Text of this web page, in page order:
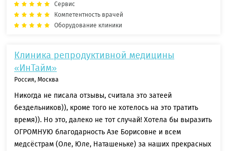
Сервис
Компетентность врачей
Оборудование клиники
Клиника репродуктивной медицины
«ИнТайм»
Россия, Москва
Никогда не писала отзывы, считала это затеей
бездельников)), кроме того не хотелось на это тратить
время)). Но это, далеко не тот случай! Хотела бы выразить
ОГРОМНУЮ благодарность Азе Борисовне и всем
медсёстрам (Оле, Юле, Наташеньке) за наших прекрасных